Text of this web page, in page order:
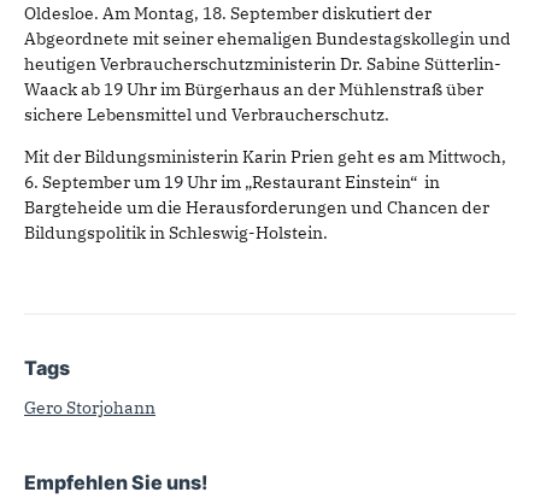
Oldesloe. Am Montag, 18. September diskutiert der
Abgeordnete mit seiner ehemaligen Bundestagskollegin und
heutigen Verbraucherschutzministerin Dr. Sabine Sütterlin-
Waack ab 19 Uhr im Bürgerhaus an der Mühlenstraß über
sichere Lebensmittel und Verbraucherschutz.
Mit der Bildungsministerin Karin Prien geht es am Mittwoch,
6. September um 19 Uhr im „Restaurant Einstein“ in
Bargteheide um die Herausforderungen und Chancen der
Bildungspolitik in Schleswig-Holstein.
Tags
Gero Storjohann
Empfehlen Sie uns!